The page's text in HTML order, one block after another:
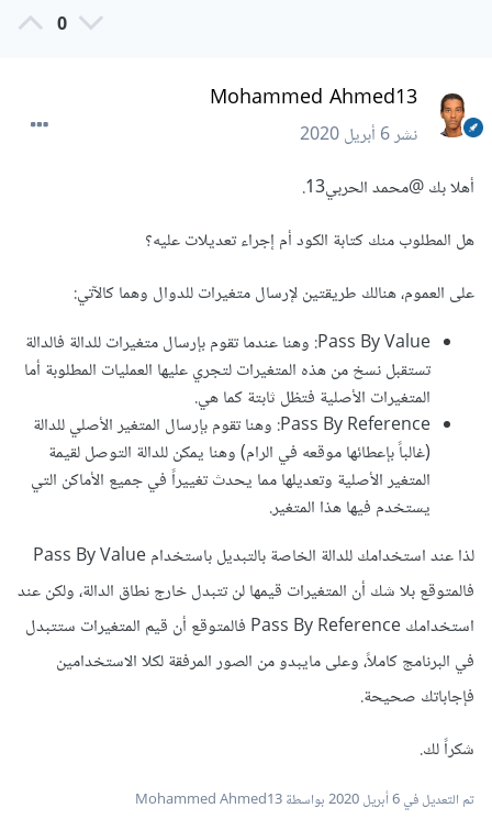
0
Mohammed Ahmed13
نشر6 أبريل 2020
أهلا بك@محمد الحربي13
.
هل المطلوب منك كتابة الكود أم إجراء تعديلات عليه؟
على العموم، هنالك طريقتين لإرسال متغيرات للدوال وهما كالآتي:
Pass By Value: وهنا عندما تقوم بإرسال متغيرات للدالة فالدالة
تستقبل نسخ من هذه المتغيرات لتجري عليها العمليات المطلوبة أما
المتغيرات الأصلية فتظل ثابتة كما هي.
Pass By Reference: وهنا تقوم بإرسال المتغير الأصلي للدالة
(غالباً بإعطائها موقعه في الرام) وهنا يمكن للدالة التوصل لقيمة
المتغير الأصلية وتعديلها مما يحدث تغييراً في جميع الأماكن التي
يستخدم فيها هذا المتغير.
لذا عند استخدامك للدالة الخاصة بالتبديل باستخدام Pass By Value
فالمتوقع بلا شك أن المتغيرات قيمها لن تتبدل خارج نطاق الدالة، ولكن عند
استخدامك Pass By Reference فالمتوقع أن قيم المتغيرات ستتبدل
في البرنامج كاملاً، وعلى مايبدو من الصور المرفقة لكلا الاستخدامين
فإجاباتك صحيحة.
شكراً لك.
تم التعديل في6 أبريل 2020 بواسطة Mohammed Ahmed13